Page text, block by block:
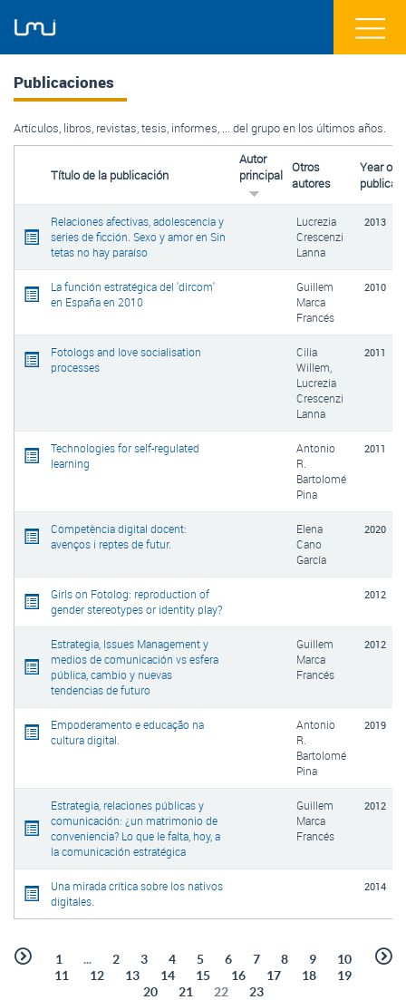
Publicaciones
Artículos, libros, revistas, tesis, informes, ... del grupo en los últimos años.
Título de la publicación
Autor
principal Otros
autores
Year of
Relaciones afectivas, adolescencia y
series de ficción. Sexo y amor en Sin
tetas no hay paraíso
Lucrezia
Crescenzi
Lanna
2013
La función estratégica del 'dircom'
en España en 2010
Guillem
Marca
Francés
2010
Fotologs and love socialisation
processes
Cilia
Willem,
Lucrezia
Crescenzi
Lanna
2011
Technologies for self-regulated
learning
Antonio
R.
Bartolomé
Pina
2011
Competència digital docent:
avenços i reptes de futur.
Elena
Cano
García
2020
Girls on Fotolog: reproduction of
gender stereotypes or identity play?
2012
Estrategia, Issues Management y
medios de comunicación vs esfera
pública, cambio y nuevas
tendencias de futuro
Guillem
Marca
Francés
2012
Empoderamento e educação na
cultura digital.
Antonio
R.
Bartolomé
Pina
2019
Estrategia, relaciones públicas y
comunicación: ¿un matrimonio de
conveniencia? Lo que le falta, hoy, a
la comunicación estratégica
Guillem
Marca
Francés
2012
Una mirada crítica sobre los nativos
digitales.
2014
1 ... 2 3 4 5 6 7 8 9
10
11
12 13 14 15 16 17 18
19
20
21 22 23